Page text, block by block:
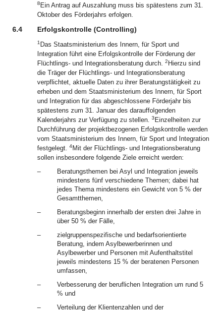
8 Ein Antrag auf Auszahlung muss bis spätestens zum 31.
Oktober des Förderjahrs erfolgen.
6.4 Erfolgskontrolle (Controlling)
1 Das Staatsministerium des Innern, für Sport und
Integration führt eine Erfolgskontrolle der Förderung der
Flüchtlings- und Integrationsberatung durch. 2 Hierzu sind
die Träger der Flüchtlings- und Integrationsberatung
verpflichtet, aktuelle Daten zu ihrer Beratungstätigkeit zu
erheben und dem Staatsministerium des Innern, für Sport
und Integration für das abgeschlossene Förderjahr bis
spätestens zum 31. Januar des darauffolgenden
Kalenderjahrs zur Verfügung zu stellen. 3 Einzelheiten zur
Durchführung der projektbezogenen Erfolgskontrolle werden
vom Staatsministerium des Innern, für Sport und Integration
festgelegt. 4Mit der Flüchtlings- und Integrationsberatung
sollen insbesondere folgende Ziele erreicht werden:
–
Beratungsthemen bei Asyl und Integration jeweils
mindestens fünf verschiedene Themen; dabei hat
jedes Thema mindestens ein Gewicht von 5 % der
Gesamtthemen,
–
Beratungsbeginn innerhalb der ersten drei Jahre in
über 50 % der Fälle,
–
zielgruppenspezifische und bedarfsorientierte
Beratung, indem Asylbewerberinnen und
Asylbewerber und Personen mit Aufenthaltstitel
jeweils mindestens 15 % der beratenen Personen
umfassen,
–
Verbesserung der beruflichen Integration um rund 5
% und
–
Verteilung der Klientenzahlen und der